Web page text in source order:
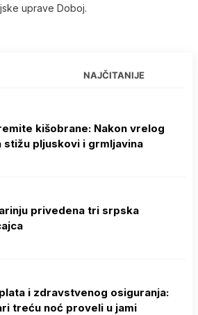
uprave Doboj.
NAJČITANIJE
kišobrane: Nakon vrelog
stižu pljuskovi i grmljavina
privedena tri srpska
i zdravstvenog osiguranja:
treću noć proveli u jami